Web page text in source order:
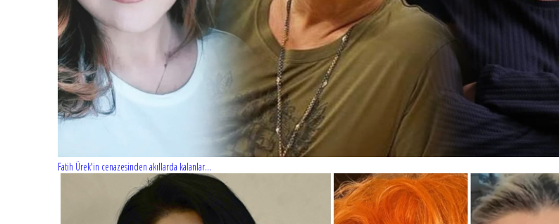
Fatih Ürek'in cenazesinden akıllarda kalanlar...